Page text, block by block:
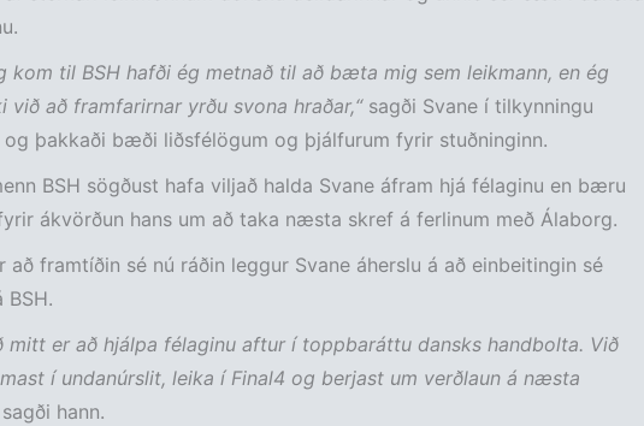
kom til BSH hafði ég metnað til að bæta mig sem leikmann, en ég
við að framfarirnar yrðu svona hraðar,“sagði Svane í tilkynningu
og þakkaði bæði liðsfélögum og þjálfurum fyrir stuðninginn.
BSH sögðust hafa viljað halda Svane áfram hjá félaginu en bæru
ákvörðun hans um að taka næsta skref á ferlinum með Álaborg.
að framtíðin sé nú ráðin leggur Svane áherslu á að einbeitingin sé
BSH.
mitt er að hjálpa félaginu aftur í toppbaráttu dansks handbolta. Við
í undanúrslit, leika í Final4 og berjast um verðlaun á næsta
sagði hann.